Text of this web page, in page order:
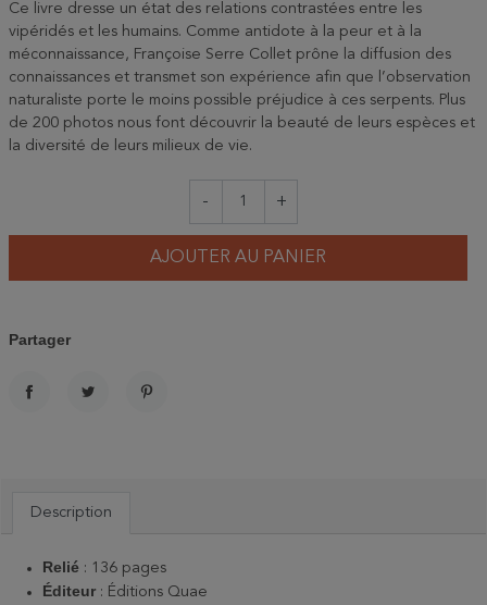
Ce livre dresse un état des relations contrastées entre les
vipéridés et les humains. Comme antidote à la peur et à la
méconnaissance, Françoise Serre Collet prône la diffusion des
connaissances et transmet son expérience afin que l’observation
naturaliste porte le moins possible préjudice à ces serpents. Plus
de 200 photos nous font découvrir la beauté de leurs espèces et
la diversité de leurs milieux de vie.
- +
AJOUTER AU PANIER
Partager
Description
Relié : 136 pages
Éditeur : Éditions Quae